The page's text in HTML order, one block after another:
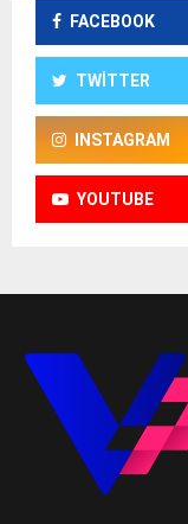
FACEBOOK
TWITTER
INSTAGRAM
YOUTUBE